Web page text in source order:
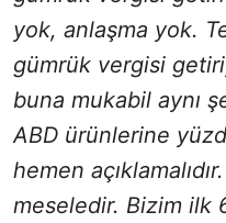
yok, anlaşma yok.
gümrük vergisi
buna mukabil aynı
ABD ürünlerine
hemen
meseledir. Bizim ilk